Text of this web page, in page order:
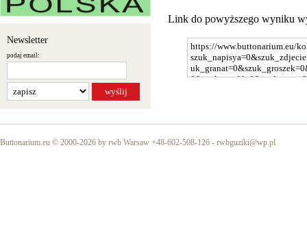
Newsletter
podaj email:
Link do powyższego wyniku
Buttonarium.eu © 2000-2026 by rwb Warsaw +48-602-508-126 - rwbguziki@wp.pl